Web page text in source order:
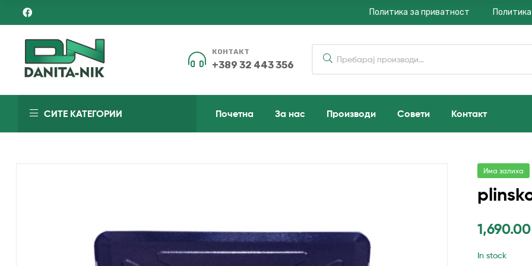
Политика за приватност
НИК
КОНТАКТ
+389 32 443 356
СИТЕ КАТЕГОРИИ Почетна За нас Производи Совети Контакт
Има залиха
In stock